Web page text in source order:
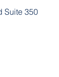
Suite 350